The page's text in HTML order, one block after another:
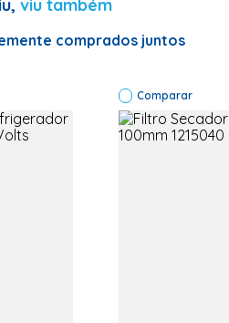
ano
fabrica:
WK-N368-
original:
WK-N368-
180
viu também
comprados juntos
Comparar